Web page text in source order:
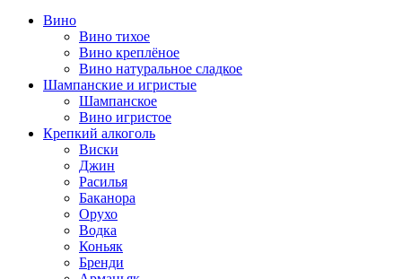
Вино
Вино тихое
Вино креплёное
Вино натуральное сладкое
Шампанские и игристые
Шампанское
Вино игристое
Крепкий алкоголь
Виски
Джин
Расилья
Баканора
Орухо
Водка
Коньяк
Бренди